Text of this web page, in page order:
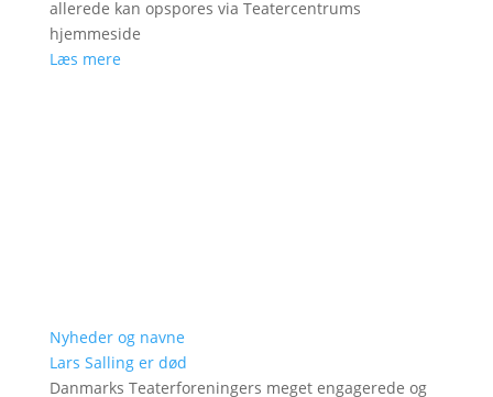
allerede kan opspores via Teatercentrums
hjemmeside
Læs mere
Nyheder og navne
Lars Salling er død
Danmarks Teaterforeningers meget engagerede og